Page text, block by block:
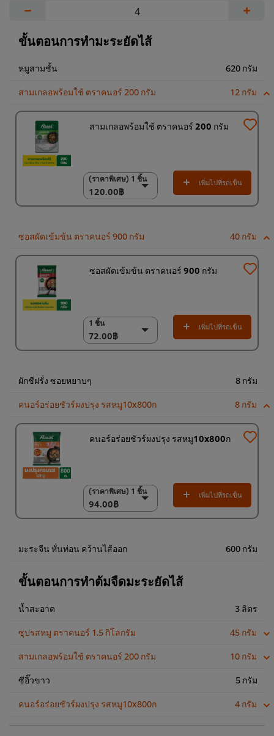
− +
ขั้นตอนการทำมะระยัดไส้
หมูสามชั้น 620 กรัม
สามเกลอพร้อมใช้ ตราคนอร์ 200 กรัม 12 กรัม
สามเกลอพร้อมใช้ ตราคนอร์ 200 กรัม
(ราคาพิเศษ) 1 ชิ้น
120.00฿
(ราคาพิเศษ) 1 ชิ้น
120.00฿
(ราคาพิเศษ) แพ็ค 10
1,200.00฿
เพิ่มไปที่รถเข็น
ซอสผัดเข้มข้น ตราคนอร์ 900 กรัม 40 กรัม
ซอสผัดเข้มข้น ตราคนอร์ 900 กรัม
1 ชิ้น
72.00฿
1 ชิ้น
72.00฿
(ราคาพิเศษ) แพ็ค 12
เพิ่มไปที่รถเข็น
ผักชีฝรั่ง ซอยหยาบๆ 8 กรัม
คนอร์อร่อยชัวร์ผงปรุง รสหมู10x800ก 8 กรัม
คนอร์อร่อยชัวร์ผงปรุง รสหมู10x800ก
(ราคาพิเศษ) 1 ชิ้น
94.00฿
(ราคาพิเศษ) 1 ชิ้น
94.00฿
(ราคาพิเศษ) แพ็ค 10
920.00฿
เพิ่มไปที่รถเข็น
มะระจีน หั่นท่อน คว้านไส้ออก 600 กรัม
ขั้นตอนการทำต้มจืดมะระยัดไส้
น้ำสะอาด 3 ลิตร
ซุปรสหมู ตราคนอร์ 1.5 กิโลกรัม 45 กรัม
สามเกลอพร้อมใช้ ตราคนอร์ 200 กรัม 10 กรัม
ซีอิ๊วขาว 5 กรัม
คนอร์อร่อยชัวร์ผงปรุง รสหมู10x800ก 4 กรัม